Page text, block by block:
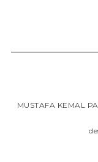
MUSTAFA KEMAL